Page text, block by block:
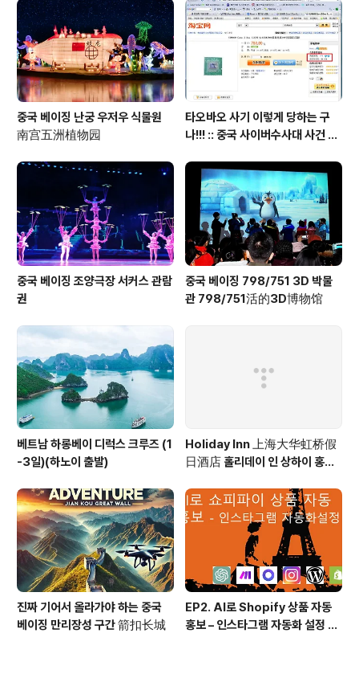
중국 베이징 난궁 우저우 식물원
南宫五洲植物园
타오바오 사기 이렇게 당하는 구
나!!! :: 중국 사이버수사대 사건 접
중국 베이징 조양극장 서커스 관람
권
중국 베이징 798/751 3D 박물
관 798/751活的3D博物馆
베트남 하롱베이 디럭스 크루즈 (1
-3일)(하노이 출발)
Holiday Inn 上海大华虹桥假
日酒店 홀리데이 인 상하이 홍차
ngqiao
진짜 기어서 올라가야 하는 중국
베이징 만리장성 구간 箭扣长城
EP2. AI로 Shopify 상품 자동
홍보 – 인스타그램 자동화 설정 방